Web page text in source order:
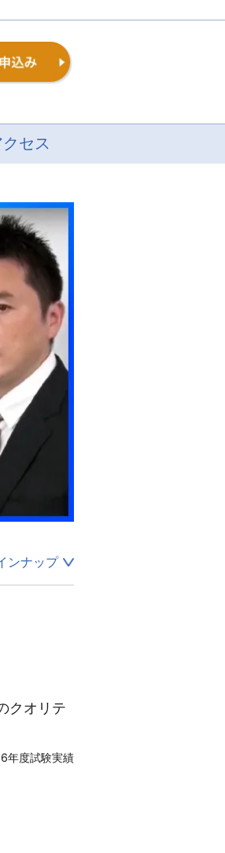
クセス
ンナップ
クオリテ
年度試験実績